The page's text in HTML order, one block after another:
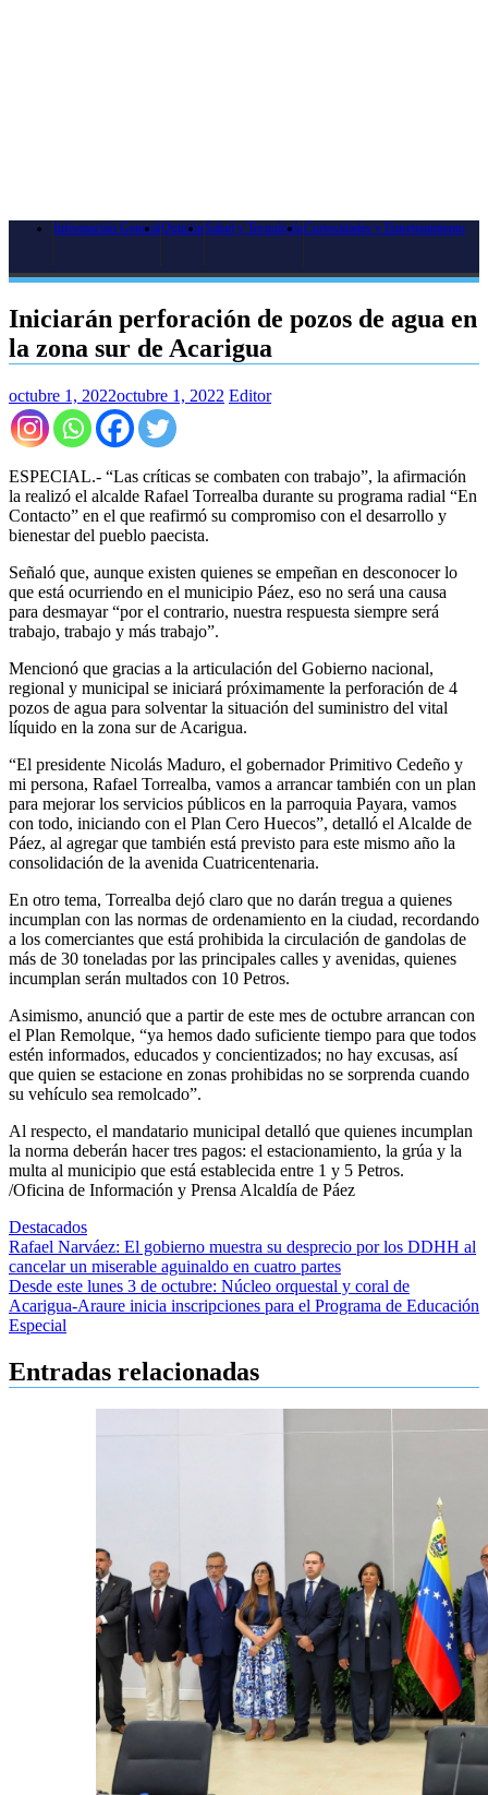
Información GeneralOpiniónSalud y TecnologíaCuriosidades y Entretenimiento
Iniciarán perforación de pozos de agua en
la zona sur de Acarigua
octubre 1, 2022octubre 1, 2022 Editor
ESPECIAL.- “Las críticas se combaten con trabajo”, la afirmación
la realizó el alcalde Rafael Torrealba durante su programa radial “En
Contacto” en el que reafirmó su compromiso con el desarrollo y
bienestar del pueblo paecista.
Señaló que, aunque existen quienes se empeñan en desconocer lo
que está ocurriendo en el municipio Páez, eso no será una causa
para desmayar “por el contrario, nuestra respuesta siempre será
trabajo, trabajo y más trabajo”.
Mencionó que gracias a la articulación del Gobierno nacional,
regional y municipal se iniciará próximamente la perforación de 4
pozos de agua para solventar la situación del suministro del vital
líquido en la zona sur de Acarigua.
“El presidente Nicolás Maduro, el gobernador Primitivo Cedeño y
mi persona, Rafael Torrealba, vamos a arrancar también con un plan
para mejorar los servicios públicos en la parroquia Payara, vamos
con todo, iniciando con el Plan Cero Huecos”, detalló el Alcalde de
Páez, al agregar que también está previsto para este mismo año la
consolidación de la avenida Cuatricentenaria.
En otro tema, Torrealba dejó claro que no darán tregua a quienes
incumplan con las normas de ordenamiento en la ciudad, recordando
a los comerciantes que está prohibida la circulación de gandolas de
más de 30 toneladas por las principales calles y avenidas, quienes
incumplan serán multados con 10 Petros.
Asimismo, anunció que a partir de este mes de octubre arrancan con
el Plan Remolque, “ya hemos dado suficiente tiempo para que todos
estén informados, educados y concientizados; no hay excusas, así
que quien se estacione en zonas prohibidas no se sorprenda cuando
su vehículo sea remolcado”.
Al respecto, el mandatario municipal detalló que quienes incumplan
la norma deberán hacer tres pagos: el estacionamiento, la grúa y la
multa al municipio que está establecida entre 1 y 5 Petros.
/Oficina de Información y Prensa Alcaldía de Páez
Destacados
Navegación
de
entradas
Rafael Narváez: El gobierno muestra su desprecio por los DDHH al
cancelar un miserable aguinaldo en cuatro partes
Desde este lunes 3 de octubre: Núcleo orquestal y coral de
Acarigua-Araure inicia inscripciones para el Programa de Educación
Especial
Entradas relacionadas